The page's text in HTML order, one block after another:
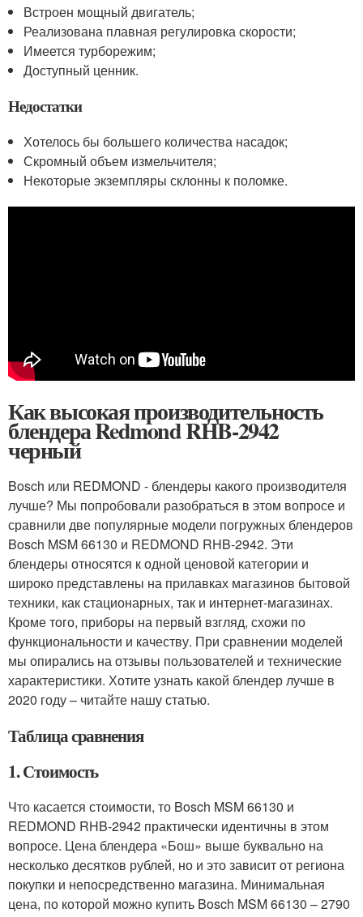
Встроен мощный двигатель;
Реализована плавная регулировка скорости;
Имеется турборежим;
Доступный ценник.
Недостатки
Хотелось бы большего количества насадок;
Скромный объем измельчителя;
Некоторые экземпляры склонны к поломке.
Как высокая производительность
блендера Redmond RHB-2942
черный
Bosch или REDMOND - блендеры какого производителя
лучше? Мы попробовали разобраться в этом вопросе и
сравнили две популярные модели погружных блендеров
Bosch MSM 66130 и REDMOND RHB-2942. Эти
блендеры относятся к одной ценовой категории и
широко представлены на прилавках магазинов бытовой
техники, как стационарных, так и интернет-магазинах.
Кроме того, приборы на первый взгляд, схожи по
функциональности и качеству. При сравнении моделей
мы опирались на отзывы пользователей и технические
характеристики. Хотите узнать какой блендер лучше в
2020 году – читайте нашу статью.
Таблица сравнения
1. Стоимость
Что касается стоимости, то Bosch MSM 66130 и
REDMOND RHB-2942 практически идентичны в этом
вопросе. Цена блендера «Бош» выше буквально на
несколько десятков рублей, но и это зависит от региона
покупки и непосредственно магазина. Минимальная
цена, по которой можно купить Bosch MSM 66130 – 2790